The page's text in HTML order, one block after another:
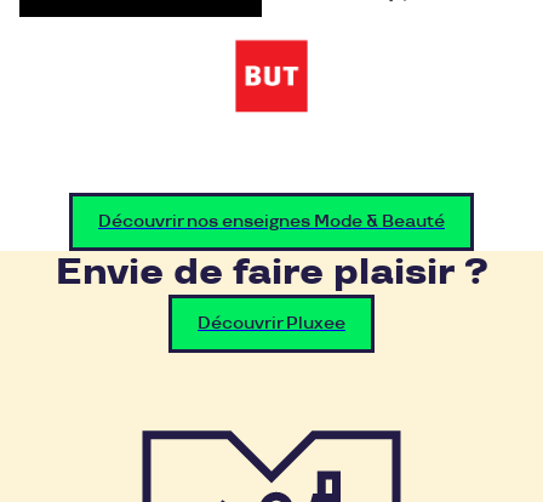
Découvrir nos enseignes Mode & Beauté
Envie de faire plaisir ?
Découvrir Pluxee